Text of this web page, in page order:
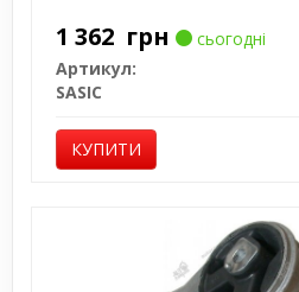
1 362 грн
сьогодні
Артикул:
SASIC
КУПИТИ